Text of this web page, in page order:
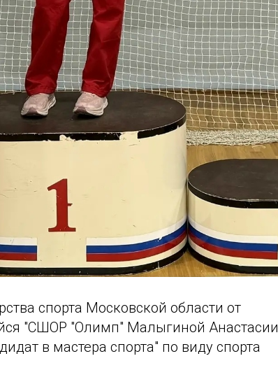
спорта Московской области от
"СШОР "Олимп" Малыгиной Анастасии
в мастера спорта" по виду спорта